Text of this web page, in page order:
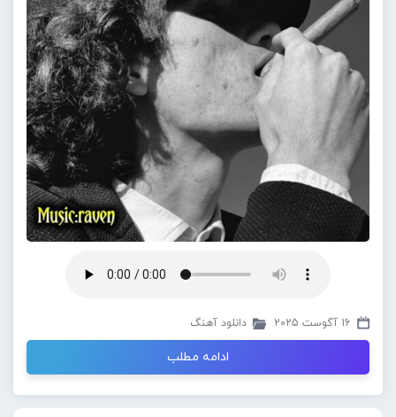
16 آگوست 2025 دانلود آهنگ
ادامه مطلب